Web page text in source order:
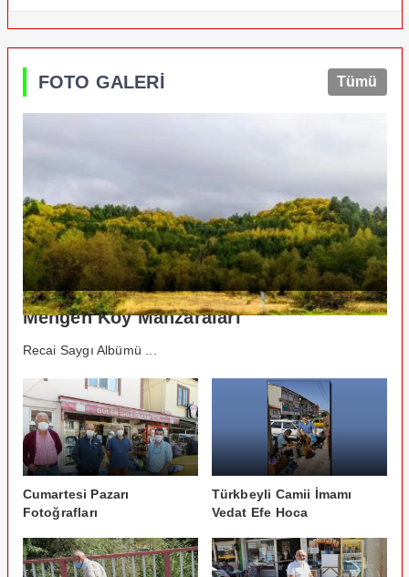
FOTO GALERİ Tümü
Mengen Köy Manzaraları
Recai Saygı Albümü ...
Cumartesi Pazarı
Fotoğrafları
Türkbeyli Camii İmamı
Vedat Efe Hoca